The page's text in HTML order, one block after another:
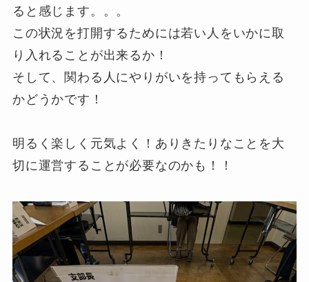
ると感じます。。。
この状況を打開するためには若い人をいかに取
り入れることが出来るか！
そして、関わる人にやりがいを持ってもらえる
かどうかです！
明るく楽しく元気よく！ありきたりなことを大
切に運営することが必要なのかも！！